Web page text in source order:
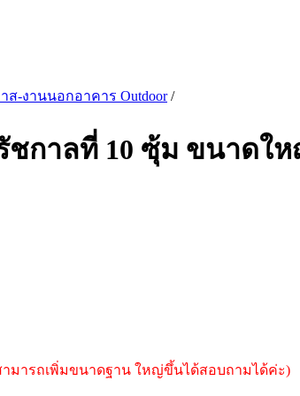
ส-งานนอกอาคาร Outdoor/
ชกาลที่ 10 ซุ้ม ขนาดใ
มารถเพิ่มขนาดฐาน ใหญ่ขึ้นได้สอบถามได้ค่ะ)